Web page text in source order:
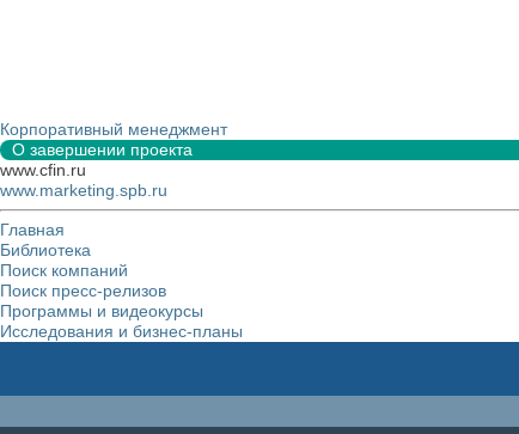
Корпоративный менеджмент
О завершении проекта
www.cfin.ru
www.marketing.spb.ru
Главная
Библиотека
Поиск компаний
Поиск пресс-релизов
Программы и видеокурсы
Исследования и бизнес-планы